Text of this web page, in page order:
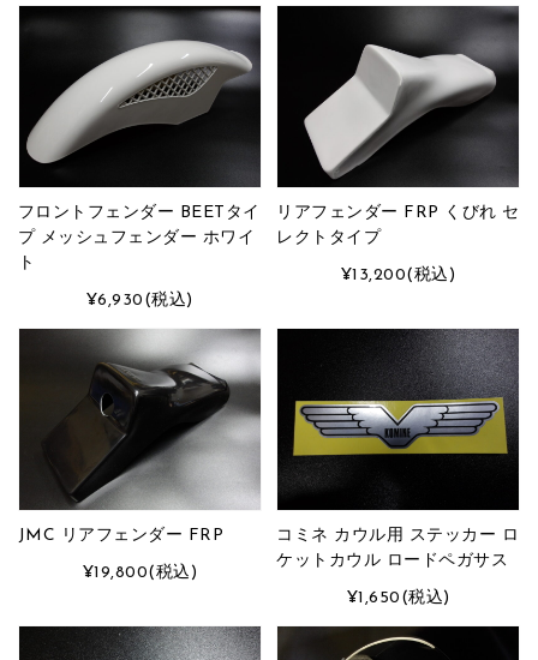
フロントフェンダー BEETタイ
プ メッシュフェンダー ホワイ
ト
¥6,930 (税込)
リアフェンダー FRP くびれ セ
レクトタイプ
¥13,200(税込)
JMC リアフェンダー FRP
¥19,800(税込)
コミネ カウル用 ステッカー ロ
ケットカウル ロードペガサス
¥1,650 (税込)